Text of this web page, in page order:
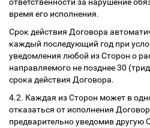
время его исполнения.
Срок действия Договора
каждый последующий год при
уведомления любой из Сторон о
направляемого не позднее 30
срока действия Договора.
4.2. Каждая из Сторон может в
отказаться от исполнения
предварительно уведомив другую